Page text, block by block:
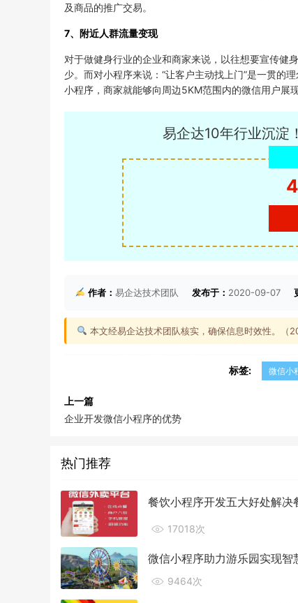
及商品的推广交易。
7、附近人群流量变现
对于做健身行业的企业和商家来说，以往想要宣传健
少。而对小程序来说：“让客户主动找上门”是一贯的
小程序，商家就能够向周边5KM范围内的微信用户展
易企达10年行业沉淀
作者： 易企达技术团队 发布于： 2020-09-07
本文经易企达技术团队核实，确保信息时效性。（
标签: 微信小
上一篇
企业开发微信小程序的优势
热门推荐
餐饮小程序开发五大好处解决
17018次
微信小程序助力游乐园实现智
9464次